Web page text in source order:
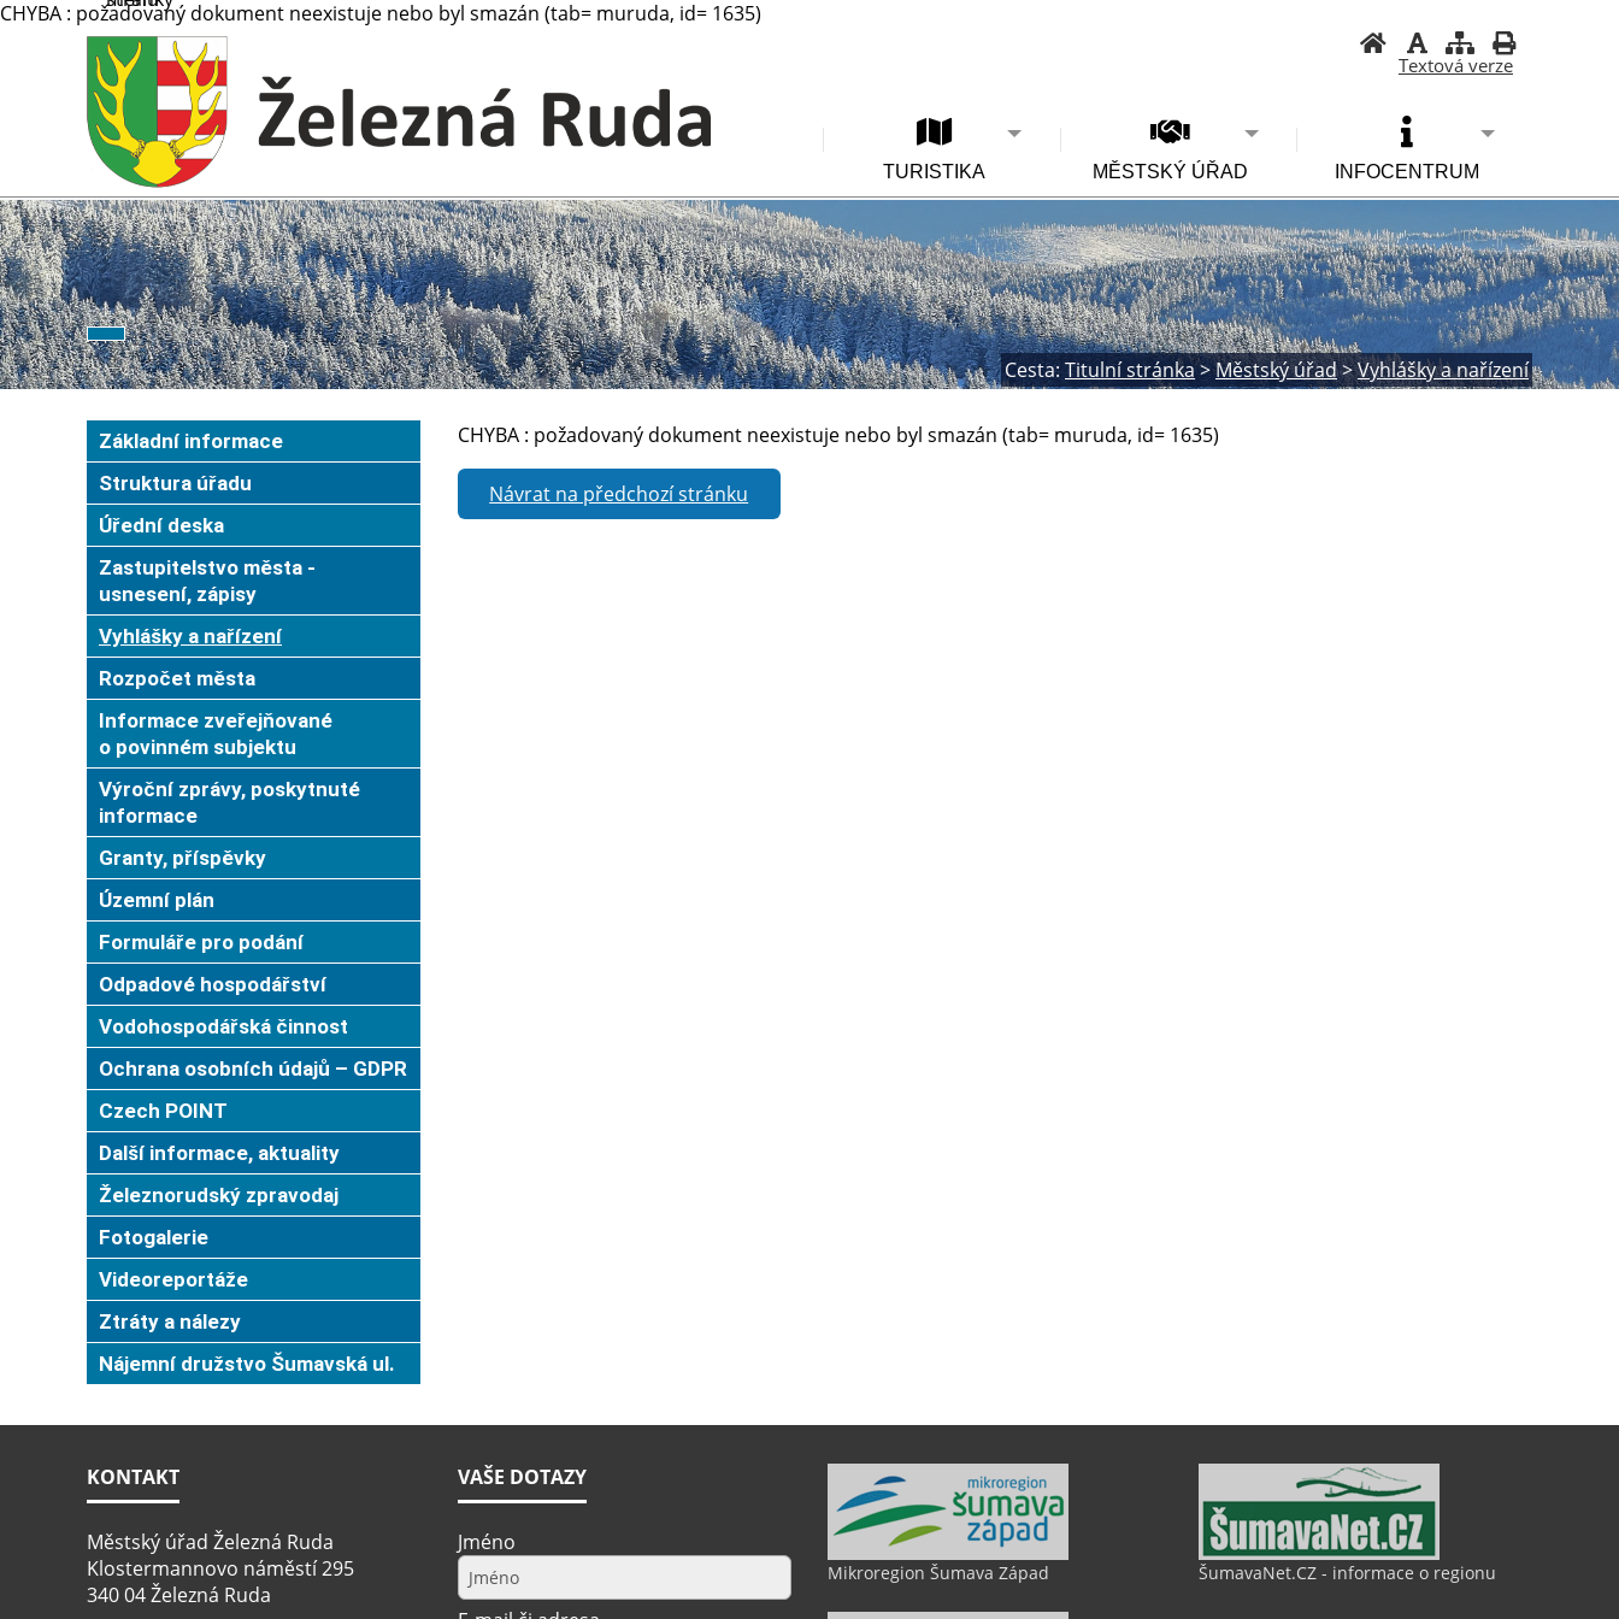
CHYBA : požadovaný dokument neexistuje nebo byl smazán (tab= muruda, id= 1635)
Textová verze
TURISTIKA MĚSTSKÝ ÚŘAD INFOCENTRUM
Cesta: Titulní stránka>Městský úřad>Vyhlášky a nařízení
Základní informace
Struktura úřadu
Úřední deska
Zastupitelstvo města -
usnesení, zápisy
Vyhlášky a nařízení
Rozpočet města
Informace zveřejňované
o povinném subjektu
Výroční zprávy, poskytnuté
informace
Granty, příspěvky
Územní plán
Formuláře pro podání
Odpadové hospodářství
Vodohospodářská činnost
Ochrana osobních údajů – GDPR
Czech POINT
Další informace, aktuality
Železnorudský zpravodaj
Fotogalerie
Videoreportáže
Ztráty a nálezy
Nájemní družstvo Šumavská ul.
CHYBA : požadovaný dokument neexistuje nebo byl smazán (tab= muruda, id= 1635)
Návrat na předchozí stránku
KONTAKT
Městský úřad Železná Ruda
Klostermannovo náměstí 295
340 04 Železná Ruda
VAŠE DOTAZY
Jméno
Mikroregion Šumava Západ ŠumavaNet.CZ - informace o regionu